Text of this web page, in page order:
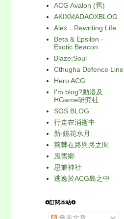
ACG Avalon (舊)
AKIXMADAOXBLOG
Alex．Rewriting Life
Beta & Epsilon -
Exotic Beacon
Blaze;Soul
Cthugha Defence Line
Hero ACG
I'm blog?動漫及
HGame研究社
SOS BLOG
行走在消逝中
新‧鏡花水月
荊棘在路與路之間
風雪鄉
思兼神社
逃逸於ACG島之中
❂訂閱本站❂